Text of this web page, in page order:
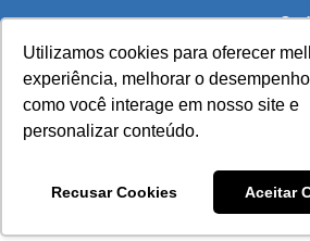
Utilizamos cookies para oferecer
experiência, melhorar o
como você interage em nosso site e
personalizar conteúdo.
Recusar Cookies Aceitar
to Content